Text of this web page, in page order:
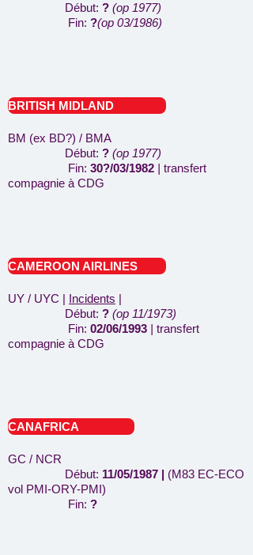
Début: ? (op 1977)
Fin: ?(op 03/1986)
BRITISH MIDLAND
BM (ex BD?) / BMA
Début: ? (op 1977)
Fin: 30?/03/1982 | transfert
compagnie à CDG
CAMEROON AIRLINES
UY / UYC | Incidents |
Début: ? (op 11/1973)
Fin: 02/06/1993 | transfert
compagnie à CDG
CANAFRICA
GC / NCR
Début: 11/05/1987 | (M83 EC-ECO
vol PMI-ORY-PMI)
Fin: ?